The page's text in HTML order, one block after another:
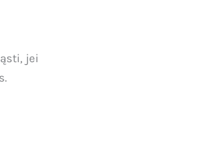
jei